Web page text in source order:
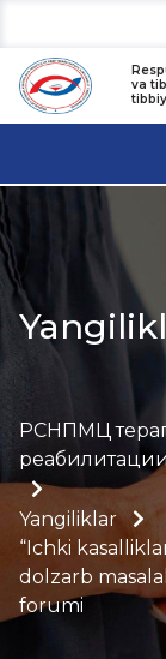
va
РСНПМЦ
Yangiliklar
“Ichki
dolzarb
forumi